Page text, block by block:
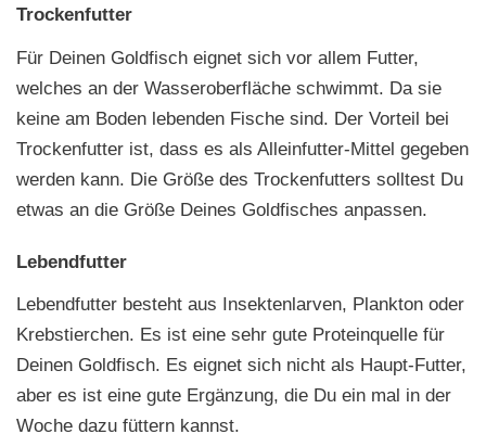
Trockenfutter
Für Deinen Goldfisch eignet sich vor allem Futter,
welches an der Wasseroberfläche schwimmt. Da sie
keine am Boden lebenden Fische sind. Der Vorteil bei
Trockenfutter ist, dass es als Alleinfutter-Mittel gegeben
werden kann. Die Größe des Trockenfutters solltest Du
etwas an die Größe Deines Goldfisches anpassen.
Lebendfutter
Lebendfutter besteht aus Insektenlarven, Plankton oder
Krebstierchen. Es ist eine sehr gute Proteinquelle für
Deinen Goldfisch. Es eignet sich nicht als Haupt-Futter,
aber es ist eine gute Ergänzung, die Du ein mal in der
Woche dazu füttern kannst.